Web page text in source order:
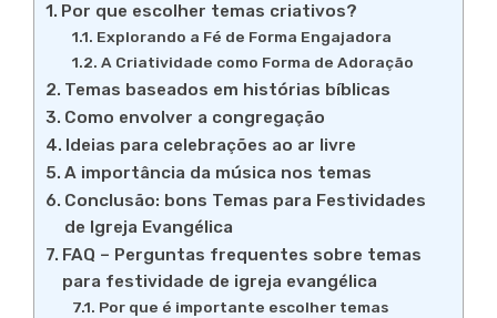
Por que escolher temas criativos?
Explorando a Fé de Forma Engajadora
A Criatividade como Forma de Adoração
Temas baseados em histórias bíblicas
Como envolver a congregação
Ideias para celebrações ao ar livre
A importância da música nos temas
Conclusão: bons Temas para Festividades
de Igreja Evangélica
FAQ – Perguntas frequentes sobre temas
para festividade de igreja evangélica
Por que é importante escolher temas